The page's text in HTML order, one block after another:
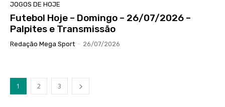
JOGOS DE HOJE
Futebol Hoje – Domingo – 26/07/2026 –
Palpites e Transmissão
Redação Mega Sport - 26/07/2026
1 2 3